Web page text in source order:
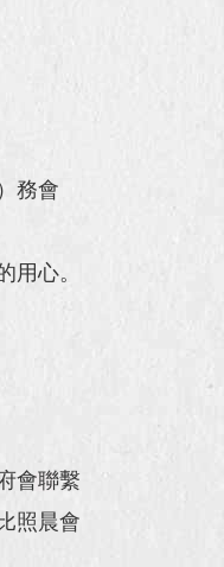
務會
用心。
會聯繫
照晨會